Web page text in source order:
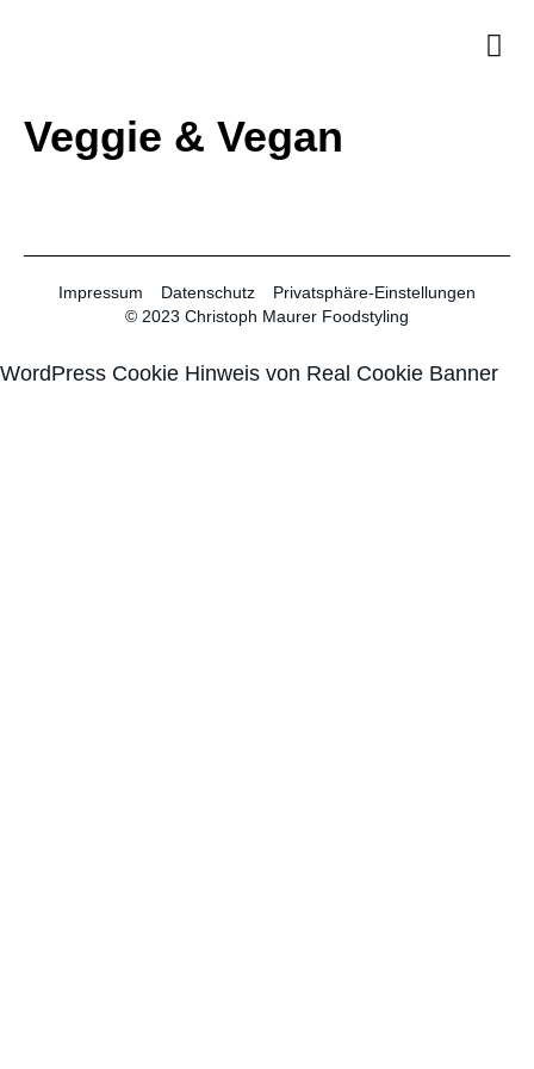
Veggie & Vegan
Impressum Datenschutz
Privatsphäre-Einstellungen
© 2023 Christoph Maurer Foodstyling
WordPress Cookie Hinweis von Real Cookie Banner